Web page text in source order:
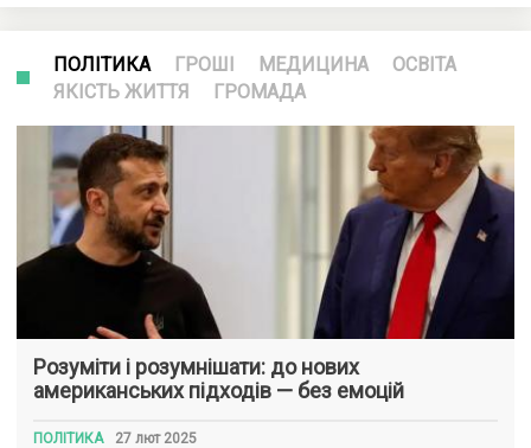
ПОЛІТИКА ГРОШІ МЕДИЦИНА
ОСВІТА
ЯКІСТЬ ЖИТТЯ
ГРОМАДА
Розуміти і розумнішати: до нових
американських підходів — без емоцій
ПОЛІТИКА 27 лют 2025